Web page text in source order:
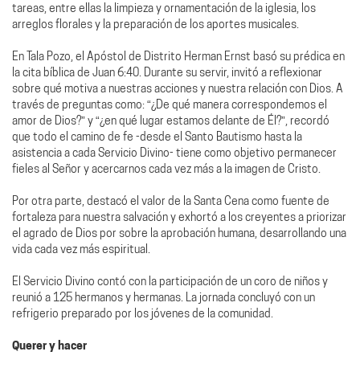
tareas, entre ellas la limpieza y ornamentación de la iglesia, los
arreglos florales y la preparación de los aportes musicales.
En Tala Pozo, el Apóstol de Distrito Herman Ernst basó su prédica en
la cita bíblica de Juan 6:40. Durante su servir, invitó a reflexionar
sobre qué motiva a nuestras acciones y nuestra relación con Dios. A
través de preguntas como: “¿De qué manera correspondemos el
amor de Dios?” y “¿en qué lugar estamos delante de Él?”, recordó
que todo el camino de fe -desde el Santo Bautismo hasta la
asistencia a cada Servicio Divino- tiene como objetivo permanecer
fieles al Señor y acercarnos cada vez más a la imagen de Cristo.
Por otra parte, destacó el valor de la Santa Cena como fuente de
fortaleza para nuestra salvación y exhortó a los creyentes a priorizar
el agrado de Dios por sobre la aprobación humana, desarrollando una
vida cada vez más espiritual.
El Servicio Divino contó con la participación de un coro de niños y
reunió a 125 hermanos y hermanas. La jornada concluyó con un
refrigerio preparado por los jóvenes de la comunidad.
Querer y hacer